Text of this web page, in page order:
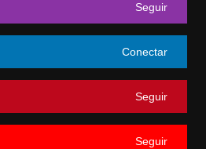
Seguir
Conectar
Seguir
Seguir